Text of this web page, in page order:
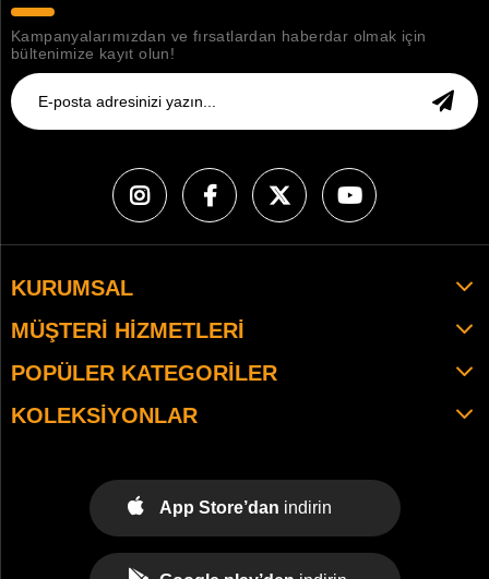
Kampanyalarımızdan ve fırsatlardan haberdar olmak için
bültenimize kayıt olun!
KURUMSAL
MÜŞTERI HIZMETLERI
POPÜLER KATEGORILER
KOLEKSIYONLAR
App Store’dan indirin